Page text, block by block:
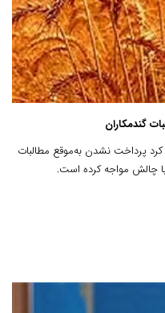
گندمکاران
پرداخت نشدن به‌موقع مطالبات
چالش مواجه کرده است.